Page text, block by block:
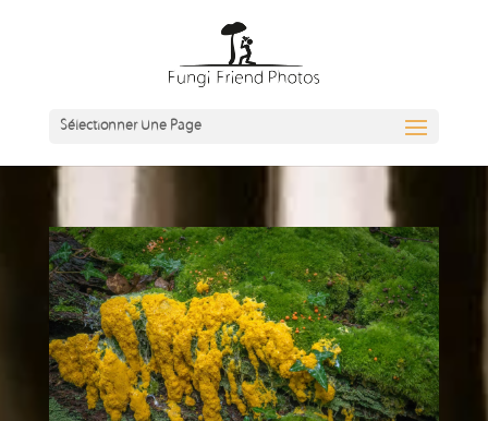
Sélectionner Une Page